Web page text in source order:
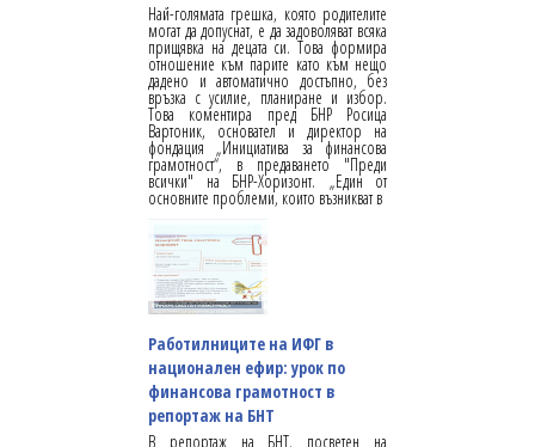
Най-голямата грешка, която родителите
могат да допуснат, е да задоволяват всяка
прищявка на децата си. Това формира
отношение към парите като към нещо
дадено и автоматично достъпно, без
връзка с усилие, планиране и избор.
Това коментира пред БНР Росица
Вартоник, основател и директор на
фондация „Инициатива за финансова
грамотност“, в предаването "Преди
всички" на БНР-Хоризонт. „Един от
основните проблеми, които възникват в
Работилниците на ИФГ в
национален ефир: урок по
финансова грамотност в
репортаж на БНТ
В репортаж на БНТ, посветен на